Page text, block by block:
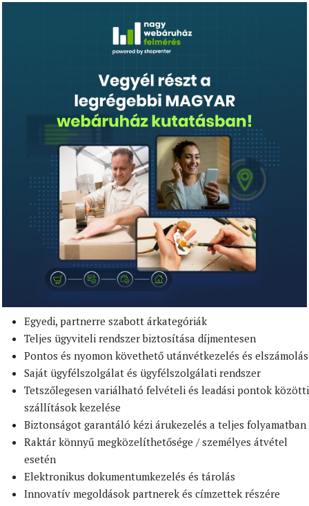
Egyedi, partnerre szabott árkategóriák
Teljes ügyviteli rendszer biztosítása díjmentesen
Pontos és nyomon követhető utánvétkezelés és elszámolás
Saját ügyfélszolgálat és ügyfélszolgálati rendszer
Tetszőlegesen variálható felvételi és leadási pontok közötti
szállítások kezelése
Biztonságot garantáló kézi árukezelés a teljes folyamatban
Raktár könnyű megközelíthetősége / személyes átvétel
esetén
Elektronikus dokumentumkezelés és tárolás
Innovatív megoldások partnerek és címzettek részére